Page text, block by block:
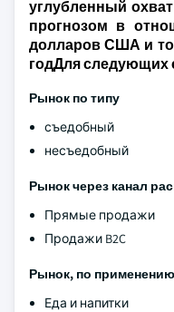
углубленный
прогнозом в
долларов США и
годДля следующих
Рынок по типу
съедобный
несъедобный
Рынок через канал
Прямые продажи
Продажи B2C
Рынок, по применению
Еда и напитки